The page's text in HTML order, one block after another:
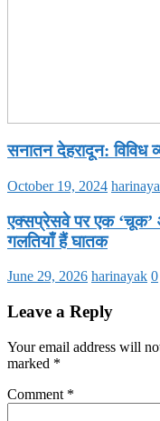
सनातन देहरादून: विविध
October 19, 2024
एक्सप्रेसवे पर एक ‘चूक’
गलतियाँ हैं घातक
June 29, 2026 harinayak 0
Leave a Reply
Your email address will
marked *
Comment *